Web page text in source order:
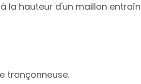
la hauteur d'un maillon
tronçonneuse.